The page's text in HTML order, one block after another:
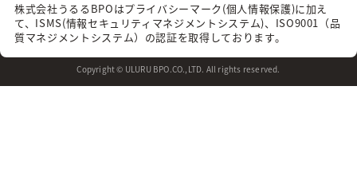
株式会社うるるBPOはプライバシーマーク(個人情報保護)に加え
て、 ISMS(情報セキュリティマネジメントシステム)、ISO9001（品
質マネジメントシステム）の認証を取得しております。
Copyright © ULURU BPO.CO.,LTD. All rights reserved.